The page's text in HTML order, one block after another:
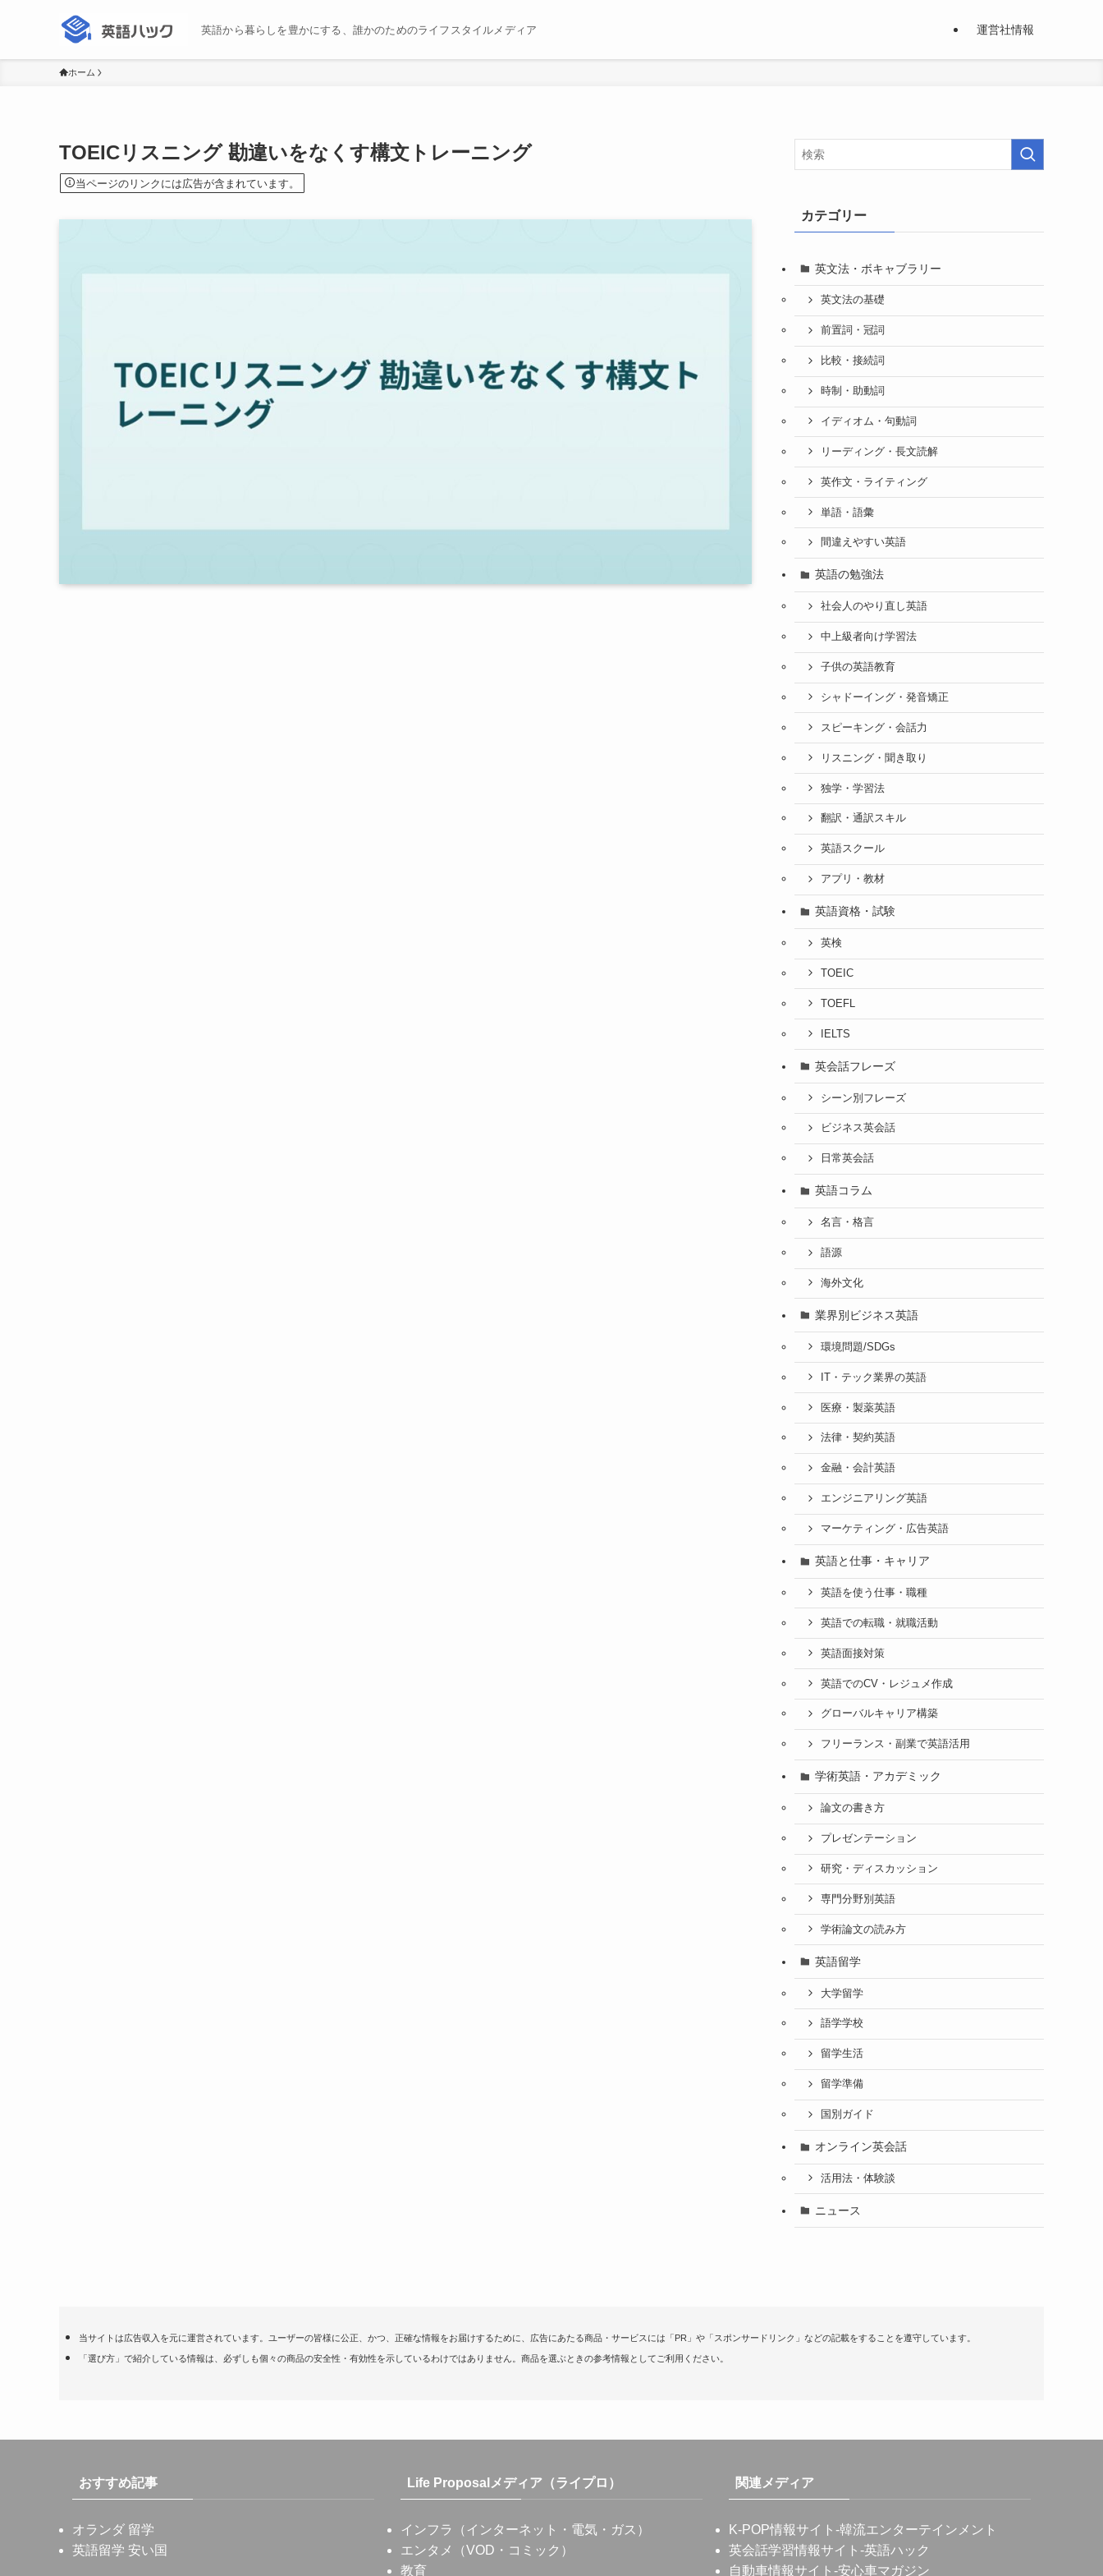
英語から暮らしを豊かにする、誰かのためのライフスタイルメディア 運営社情報
ホーム
TOEICリスニング 勘違いをなくす構文トレーニング
当ページのリンクには広告が含まれています。
カテゴリー
英文法・ボキャブラリー
英文法の基礎
前置詞・冠詞
比較・接続詞
時制・助動詞
イディオム・句動詞
リーディング・長文読解
英作文・ライティング
単語・語彙
間違えやすい英語
英語の勉強法
社会人のやり直し英語
中上級者向け学習法
子供の英語教育
シャドーイング・発音矯正
スピーキング・会話力
リスニング・聞き取り
独学・学習法
翻訳・通訳スキル
英語スクール
アプリ・教材
英語資格・試験
英検
TOEIC
TOEFL
IELTS
英会話フレーズ
シーン別フレーズ
ビジネス英会話
日常英会話
英語コラム
名言・格言
語源
海外文化
業界別ビジネス英語
環境問題/SDGs
IT・テック業界の英語
医療・製薬英語
法律・契約英語
金融・会計英語
エンジニアリング英語
マーケティング・広告英語
英語と仕事・キャリア
英語を使う仕事・職種
英語での転職・就職活動
英語面接対策
英語でのCV・レジュメ作成
グローバルキャリア構築
フリーランス・副業で英語活用
学術英語・アカデミック
論文の書き方
プレゼンテーション
研究・ディスカッション
専門分野別英語
学術論文の読み方
英語留学
大学留学
語学学校
留学生活
留学準備
国別ガイド
オンライン英会話
活用法・体験談
ニュース
当サイトは広告収入を元に運営されています。ユーザーの皆様に公正、かつ、正確な情報をお届けするために、広告にあたる商品・サービスには「PR」や「スポンサードリンク」などの記載をすることを遵守しています。
「選び方」で紹介している情報は、必ずしも個々の商品の安全性・有効性を示しているわけではありません。商品を選ぶときの参考情報としてご利用ください。
おすすめ記事
オランダ 留学
英語留学 安い国
Life Proposalメディア（ライプロ）
インフラ（インターネット・電気・ガス）
エンタメ（VOD・コミック）
教育
関連メディア
K-POP情報サイト -韓流エンターテインメント
英会話学習情報サイト -英語ハック
自動車情報サイト -安心車マガジン